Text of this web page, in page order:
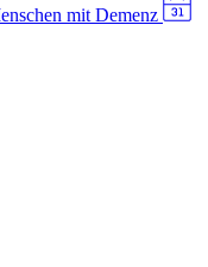
mit Demenz